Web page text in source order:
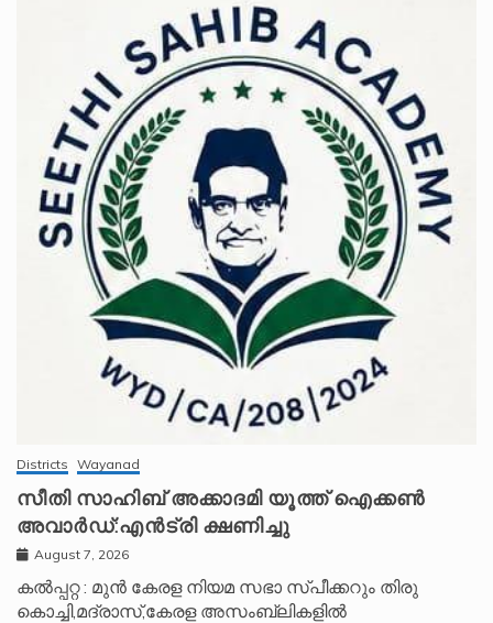
Districts Wayanad
സീതി സാഹിബ് അക്കാദമി യൂത്ത് ഐക്കൺ
അവാർഡ്:എൻട്രി ക്ഷണിച്ചു
August 7, 2026
കൽപ്പറ്റ : മുൻ കേരള നിയമ സഭാ സ്പീക്കറും തിരു
കൊച്ചി,മദ്രാസ്,കേരള അസംബ്ലികളിൽ